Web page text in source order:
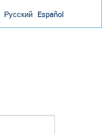
Русский Español